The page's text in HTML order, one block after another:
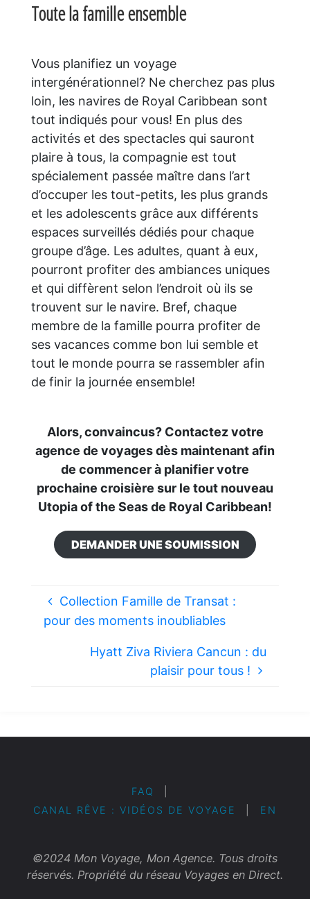
Toute la famille ensemble
Vous planifiez un voyage
intergénérationnel? Ne cherchez pas plus
loin, les navires de Royal Caribbean sont
tout indiqués pour vous! En plus des
activités et des spectacles qui sauront
plaire à tous, la compagnie est tout
spécialement passée maître dans l’art
d’occuper les tout-petits, les plus grands
et les adolescents grâce aux différents
espaces surveillés dédiés pour chaque
groupe d’âge. Les adultes, quant à eux,
pourront profiter des ambiances uniques
et qui diffèrent selon l’endroit où ils se
trouvent sur le navire. Bref, chaque
membre de la famille pourra profiter de
ses vacances comme bon lui semble et
tout le monde pourra se rassembler afin
de finir la journée ensemble!
Alors, convaincus? Contactez votre
agence de voyages dès maintenant afin
de commencer à planifier votre
prochaine croisière sur le tout nouveau
Utopia of the Seas de Royal Caribbean!
DEMANDER UNE SOUMISSION
Collection Famille de Transat :
pour des moments inoubliables
Hyatt Ziva Riviera Cancun : du
plaisir pour tous !
FAQ
CANAL RÊVE : VIDÉOS DE VOYAGE
EN
©2024 Mon Voyage, Mon Agence. Tous droits
réservés. Propriété du réseau Voyages en Direct.